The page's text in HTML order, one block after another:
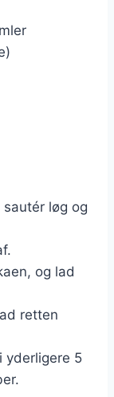
sautér løg og
og lad
retten
yderligere 5